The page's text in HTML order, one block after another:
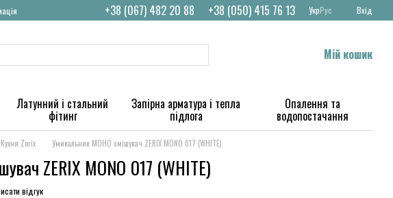
+38 (067) 482 20 88 +38 (050) 415 76 13 УкрРус Вхід
Мій кошик
Латунний і стальний
фітинг
Запірна арматура і тепла
підлога
Опалення та
водопостачання
Кухня Zerix Умивальник МОНО змішувач ZERIX MONO 017 (WHITE)
ZERIX MONO 017 (WHITE)
відгук